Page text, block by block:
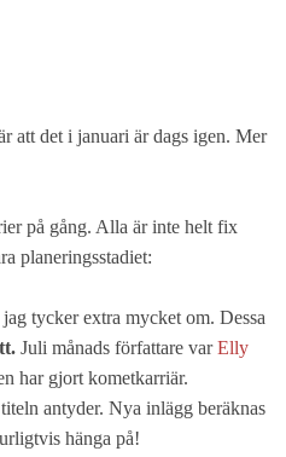
att det i januari är dags igen. Mer
på gång. Alla är inte helt fix
planeringsstadiet:
tycker extra mycket om. Dessa
Juli månads författare varElly
har gjort kometkarriär.
antyder. Nya inlägg beräknas
hänga på!